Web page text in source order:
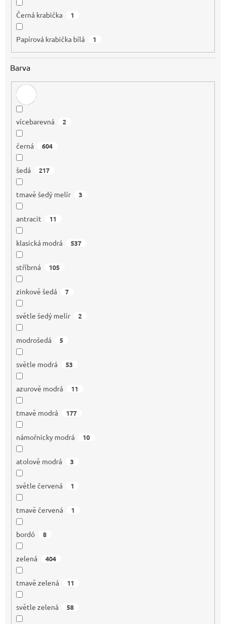
Černá krabička 1
Papírová krabička bílá 1
Barva
vícebarevná 2
černá 604
šedá 217
tmavě šedý melír 3
antracit 11
klasická modrá 537
stříbrná 105
zinkově šedá 7
světle šedý melír 2
modrošedá 5
světle modrá 53
azurově modrá 11
tmavě modrá 177
námořnicky modrá 10
atolově modrá 3
světle červená 1
tmavě červená 1
bordó 8
zelená 404
tmavě zelená 11
světle zelená 58